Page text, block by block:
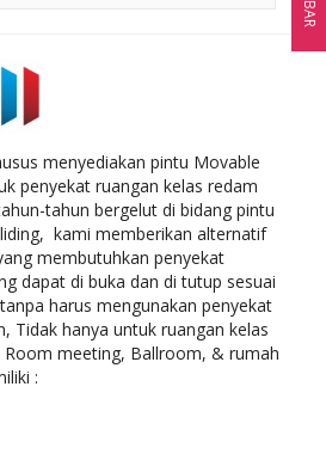
menyediakan pintu Movable
penyekat ruangan kelas redam
tahun bergelut di bidang pintu
kami memberikan alternatif
membutuhkan penyekat
dapat di buka dan di tutup sesuai
harus mengunakan penyekat
Tidak hanya untuk ruangan kelas
meeting, Ballroom, & rumah
: